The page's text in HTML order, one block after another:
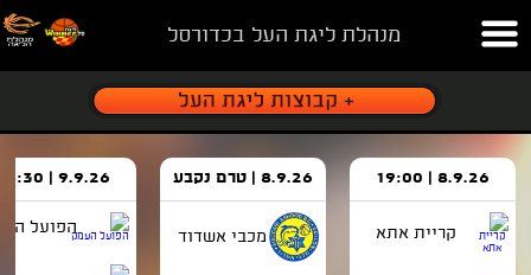
מנהלת ליגת העל בכדורסל
8.9.26 | 19:00
קריית אתא
8.9.26 | טרם נקבע
מכבי אשדוד
9.9.26 | 18:30
הפועל